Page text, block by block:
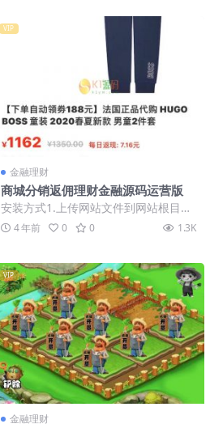
VIP
金融理财
商城分销返佣理财金融源码运营版
安装方式1.上传网站文件到网站根目录
2.将数据库文件导入数据库3.设置伪静
态为T...
4 年前 0 0 1.3K
VIP
金融理财